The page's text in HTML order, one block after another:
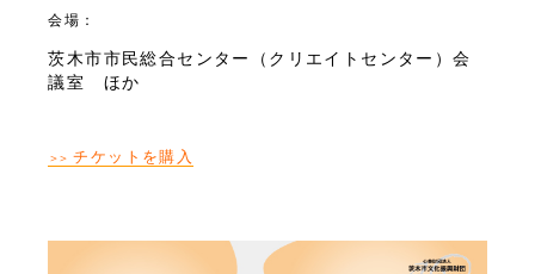
会場：
茨木市市民総合センター（クリエイトセンター）会
議室 ほか
＞＞ チケットを購入